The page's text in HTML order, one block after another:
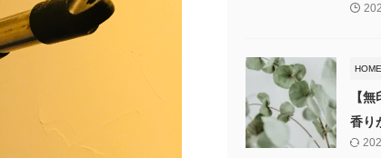
HOME
【
香り